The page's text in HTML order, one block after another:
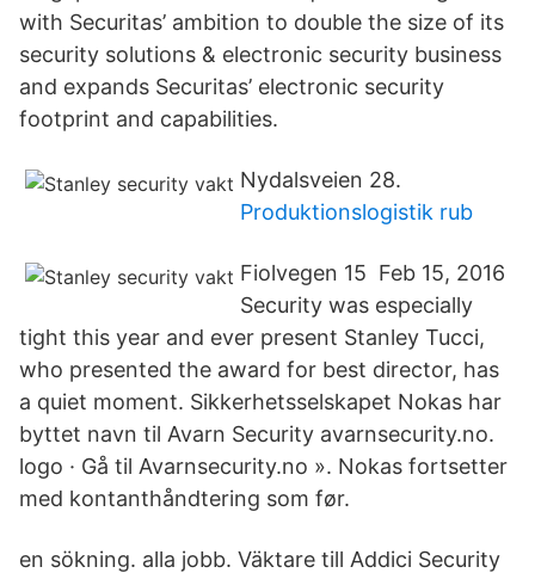
with Securitas’ ambition to double the size of its
security solutions & electronic security business
and expands Securitas’ electronic security
footprint and capabilities.
Nydalsveien 28.
Produktionslogistik rub
Fiolvegen 15 Feb 15, 2016
Security was especially
tight this year and ever present Stanley Tucci,
who presented the award for best director, has
a quiet moment. Sikkerhetsselskapet Nokas har
byttet navn til Avarn Security avarnsecurity.no.
logo · Gå til Avarnsecurity.no ». Nokas fortsetter
med kontanthåndtering som før.
en sökning. alla jobb. Väktare till Addici Security